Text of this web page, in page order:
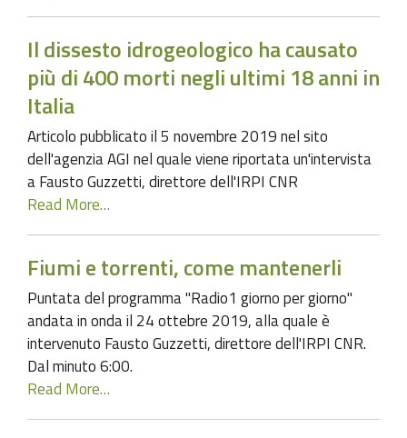
Il dissesto idrogeologico ha causato
più di 400 morti negli ultimi 18 anni in
Italia
Articolo pubblicato il 5 novembre 2019 nel sito
dell'agenzia AGI nel quale viene riportata un'intervista
a Fausto Guzzetti, direttore dell'IRPI CNR
Read More…
Fiumi e torrenti, come mantenerli
Puntata del programma "Radio1 giorno per giorno"
andata in onda il 24 ottebre 2019, alla quale è
intervenuto Fausto Guzzetti, direttore dell'IRPI CNR.
Dal minuto 6:00.
Read More…